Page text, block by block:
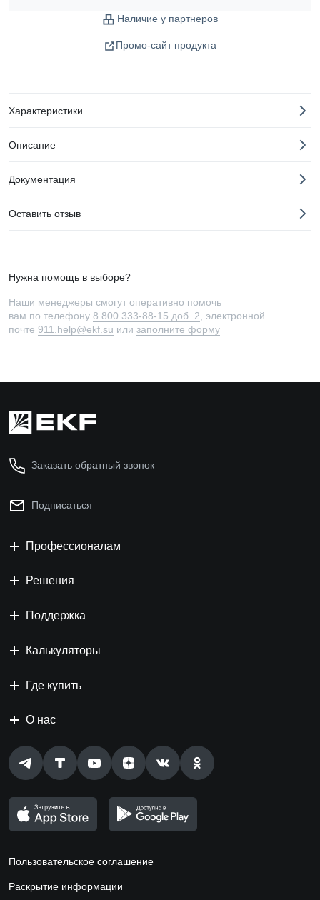
Наличие у партнеров
Промо-сайт продукта
Характеристики
Описание
Документация
Оставить отзыв
Нужна помощь в выборе?
Наши менеджеры смогут оперативно помочь
вам по телефону 8 800 333-88-15 доб. 2 , электронной
почте 911.help@ekf.su или заполните форму
Заказать обратный звонок
Подписаться
Профессионалам
Решения
Поддержка
Калькуляторы
Где купить
О нас
Пользовательское соглашение
Раскрытие информации